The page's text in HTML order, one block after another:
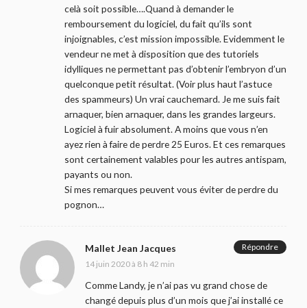
celà soit possible….Quand à demander le
remboursement du logiciel, du fait qu’ils sont
injoignables, c’est mission impossible. Evidemment le
vendeur ne met à disposition que des tutoriels
idylliques ne permettant pas d’obtenir l’embryon d’un
quelconque petit résultat. (Voir plus haut l’astuce
des spammeurs) Un vrai cauchemard. Je me suis fait
arnaquer, bien arnaquer, dans les grandes largeurs.
Logiciel à fuir absolument. A moins que vous n’en
ayez rien à faire de perdre 25 Euros. Et ces remarques
sont certainement valables pour les autres antispam,
payants ou non.
Si mes remarques peuvent vous éviter de perdre du
pognon…
Mallet Jean Jacques
14 juin 2020 à 8 h 42 min
Comme Landy, je n’ai pas vu grand chose de
changé depuis plus d’un mois que j’ai installé ce
Répondre